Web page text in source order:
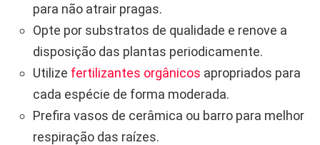
para não atrair pragas.
Opte por substratos de qualidade e renove a
disposição das plantas periodicamente.
Utilize fertilizantes orgânicos apropriados para
cada espécie de forma moderada.
Prefira vasos de cerâmica ou barro para melhor
respiração das raízes.